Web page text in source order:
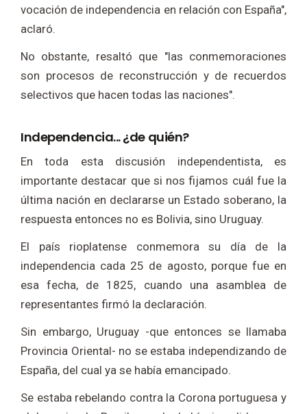
vocación de independencia en relación con España",
aclaró.
No obstante, resaltó que "las conmemoraciones
son procesos de reconstrucción y de recuerdos
selectivos que hacen todas las naciones".
Independencia... ¿de quién?
En toda esta discusión independentista, es
importante destacar que si nos fijamos cuál fue la
última nación en declararse un Estado soberano, la
respuesta entonces no es Bolivia, sino Uruguay.
El país rioplatense conmemora su día de la
independencia cada 25 de agosto, porque fue en
esa fecha, de 1825, cuando una asamblea de
representantes firmó la declaración.
Sin embargo, Uruguay -que entonces se llamaba
Provincia Oriental- no se estaba independizando de
España, del cual ya se había emancipado.
Se estaba rebelando contra la Corona portuguesa y